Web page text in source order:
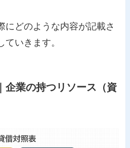
にどのような内容が記載さ
いきます。
企業の持つリソース（資